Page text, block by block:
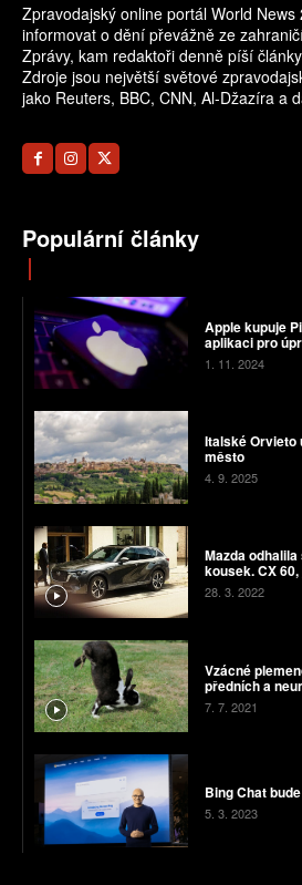
Zpravodajský online portál World News
informovat o dění převážně ze
Zprávy, kam redaktoři denně píší
Zdroje jsou největší světové
jako Reuters, BBC, CNN, Al-Džazíra a
Populární články
Apple kupuje
aplikaci pro
1. 11. 2024
Italské Orvieto
město
4. 9. 2025
Mazda
kousek. CX
28. 3. 2022
Vzácné
předních a
7. 7. 2021
Bing Chat
5. 3. 2023